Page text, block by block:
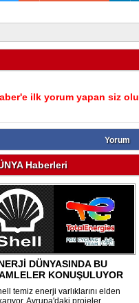
ilk yorum yapan siz
Yorum
Haberleri
DÜNYASINDA BU
KONUŞULUYOR
temiz enerji varlıklarını elden
Avrupa'daki projeler